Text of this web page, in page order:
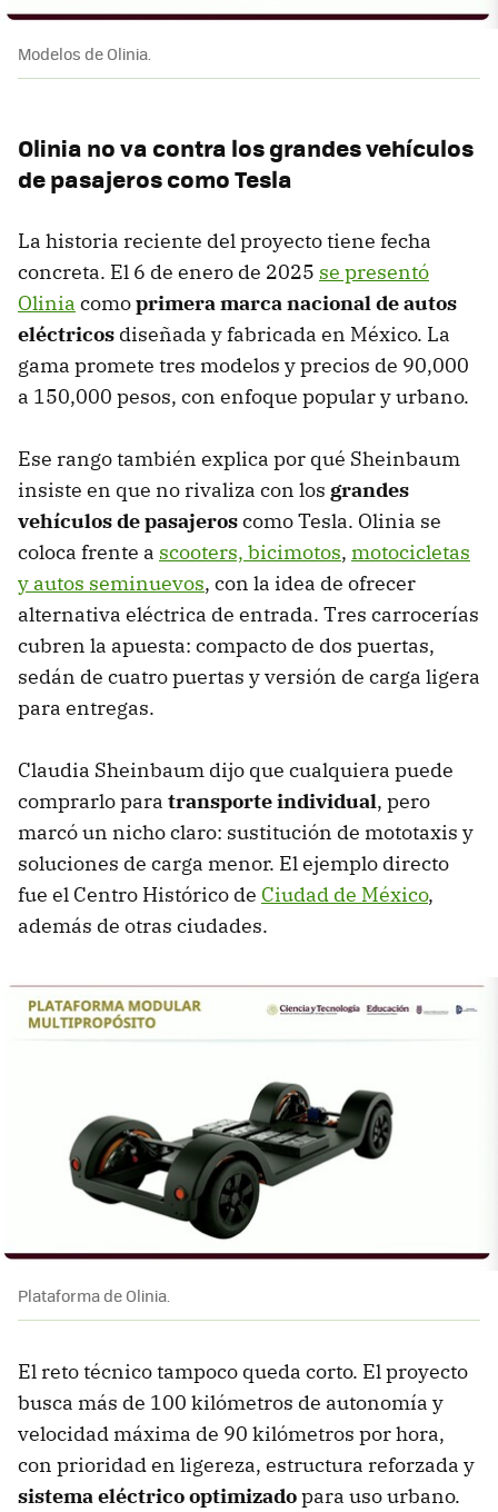
Modelos de Olinia.
Olinia no va contra los grandes vehículos
de pasajeros como Tesla
La historia reciente del proyecto tiene fecha
concreta. El 6 de enero de 2025 se presentó
Olinia comoprimera marca nacional de autos
eléctricos diseñada y fabricada en México. La
gama promete tres modelos y precios de 90,000
a 150,000 pesos, con enfoque popular y urbano.
Ese rango también explica por qué Sheinbaum
insiste en que no rivaliza con los grandes
vehículos de pasajeroscomo Tesla. Olinia se
coloca frente a scooters, bicimotos, motocicletas
y autos seminuevos, con la idea de ofrecer
alternativa eléctrica de entrada. Tres carrocerías
cubren la apuesta: compacto de dos puertas,
sedán de cuatro puertas y versión de carga ligera
para entregas.
Claudia Sheinbaum dijo que cualquiera puede
comprarlo para transporte individual, pero
marcó un nicho claro: sustitución de mototaxis y
soluciones de carga menor. El ejemplo directo
fue el Centro Histórico de Ciudad de México,
además de otras ciudades.
Plataforma de Olinia.
El reto técnico tampoco queda corto. El proyecto
busca más de 100 kilómetros de autonomía y
velocidad máxima de 90 kilómetros por hora,
con prioridad en ligereza, estructura reforzada y
sistema eléctrico optimizadopara uso urbano.